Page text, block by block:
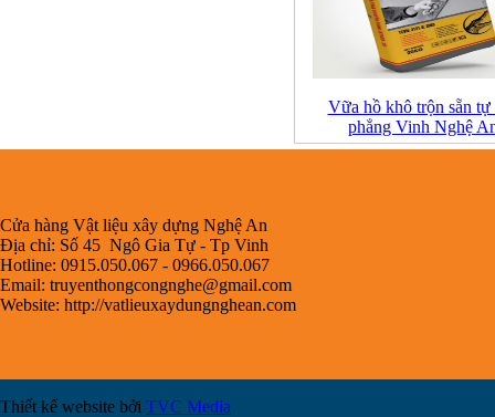
Vữa hồ khô trộn sẵn tự
phẳng Vinh Nghệ
Cửa hàng Vật liệu xây dựng Nghệ An
Địa chỉ: Số 45 Ngô Gia Tự - Tp Vinh
Hotline: 0915.050.067 - 0966.050.067
Email: truyenthongcongnghe@gmail.com
Website: http://vatlieuxaydungnghean.com
Thiết kế website bởi TVC Media